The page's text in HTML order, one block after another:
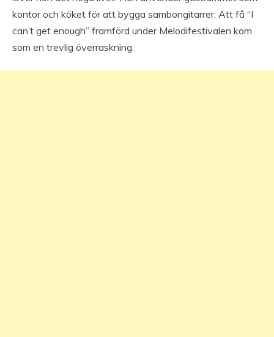
kontor och köket för att bygga sambongitarrer. Att få “I
can’t get enough” framförd under Melodifestivalen kom
som en trevlig överraskning.